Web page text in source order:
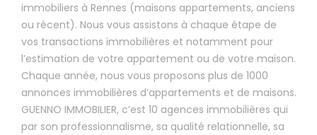
immobiliers à Rennes (maisons appartements, anciens
ou récent). Nous vous assistons à chaque étape de
vos transactions immobilières et notamment pour
l’estimation de votre appartement ou de votre maison.
Chaque année, nous vous proposons plus de 1000
annonces immobilières d’appartements et de maisons.
GUENNO IMMOBILIER, c’est 10 agences immobilières qui
par son professionnalisme, sa qualité relationnelle, sa